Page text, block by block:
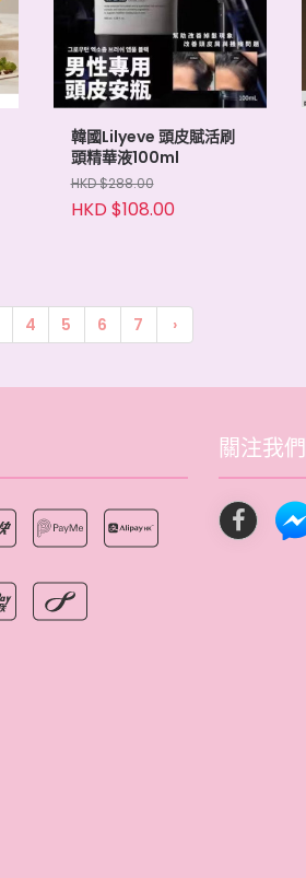
韓國Lilyeve 頭皮賦活刷
頭精華液100ml
HKD $288.00
HKD $108.00
4 5 6 7 ›
關注我們